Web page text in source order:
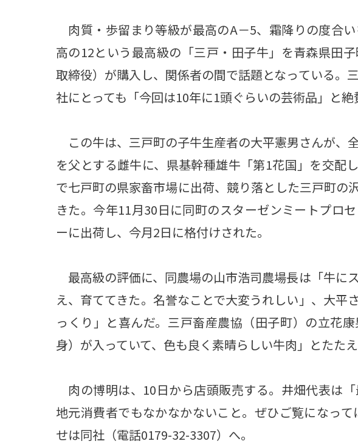
肉質・歩留まり等級が最高のA－5、霜降りの度合
高の12という最高級の「三戸・田子牛」を青森県田
取締役）が購入し、関係者の間で話題となっている。
社にとっても「今回は10年に1頭ぐらいの芸術品」と絶
この牛は、三戸町の子牛生産者の大平憲男さんが、
を父とする雌牛に、県基幹種雄牛「第1花国」を交配
で七戸町の県家畜市場に出荷、競り落とした三戸町の
きた。今年11月30日に同町のスターゼンミートプロ
ーに出荷し、今月2日に格付けされた。
最高級の評価に、同農場の山市浩司農場長は「牛に
え、育ててきた。名誉なことで大変うれしい」、大平
っくり」と喜んだ。三戸畜産農協（田子町）の立花
身）が入っていて、色も良く素晴らしい牛肉」とたたえ
肉の博明は、10日から店頭販売する。井畑代表は
地元消費者でもなかなかないこと。ぜひご覧になっ
せは同社（電話0179-32-3307）へ。